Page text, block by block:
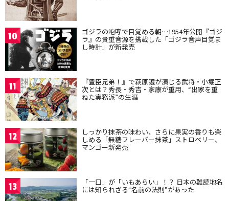
10 ゴジラの咆哮で目覚める朝…1954年公開『ゴジ
ラ』の貴重音源を搭載した「ゴジラ音声目覚ま
し時計」が新発売
11 『豊臣兄弟！』で萩原護が演じる武将・小堀正
次とは？秀長・秀吉・家康が重用、“出家を重
ねた実務派”の生涯
12 しっかり抹茶の味わい、さらに果実の香りも楽
しめる「無糖フレーバー抹茶」ストロベリー、
マンゴー新発売
13 「一口」が「いもあらい」！？ 日本の難読地名
には知られざる“名前の法則”があった